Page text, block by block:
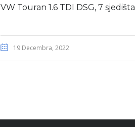
VW Touran 1.6 TDI DSG, 7 sjedišta
19 Decembra, 2022